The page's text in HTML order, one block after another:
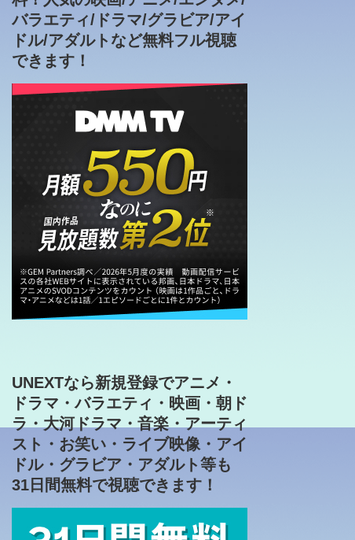
バラエティ/ドラマ/グラビア/アイ
ドル/アダルトなど無料フル視聴
できます！
UNEXTなら新規登録でアニメ・
ドラマ・バラエティ・映画・朝ド
ラ・大河ドラマ・音楽・アーティ
スト・お笑い・ライブ映像・アイ
ドル・グラビア・アダルト等も
31日間無料で視聴できます！